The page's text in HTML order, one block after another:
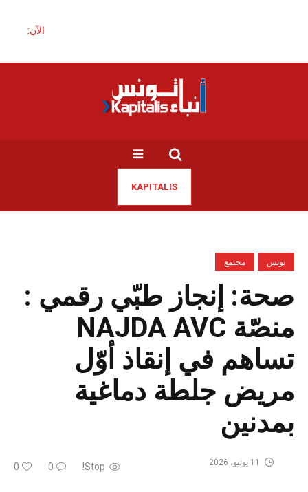
الآن:
KAPITALIS
تونس مجتمع
صحة: إنجاز طبّي رقمي :
منصّة NAJDA AVC
تساهم في إنقاذ أوّل
مريض جلطة دماغية
بمدنين
Stop!
0
0 11 يونيو، 2026